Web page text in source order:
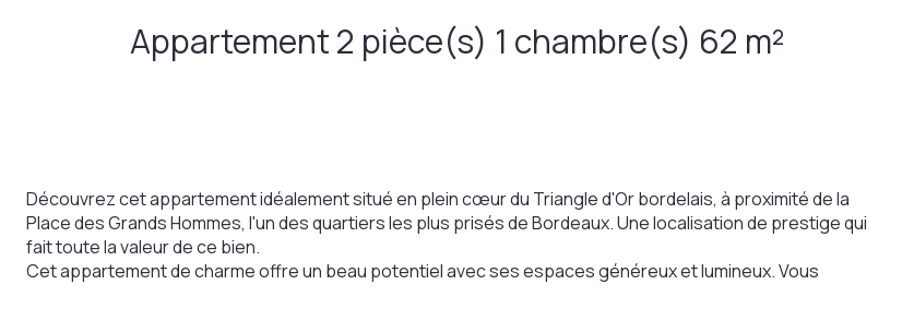
Appartement 2 pièce(s) 1 chambre(s) 62 m²
Découvrez cet appartement idéalement situé en plein cœur du Triangle d'Or bordelais, à proximité de la
Place des Grands Hommes, l'un des quartiers les plus prisés de Bordeaux. Une localisation de prestige qui
fait toute la valeur de ce bien.
Cet appartement de charme offre un beau potentiel avec ses espaces généreux et lumineux. Vous